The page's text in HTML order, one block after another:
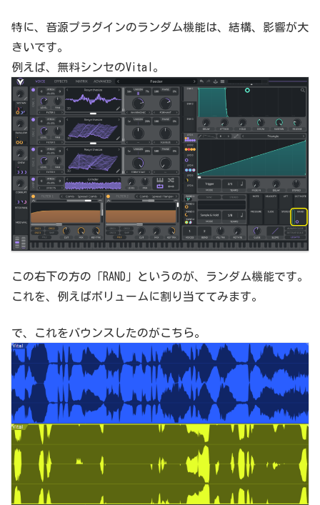
特に、音源プラグインのランダム機能は、結構、影響が大
きいです。
例えば、無料シンセのVital。
この右下の方の「RAND」というのが、ランダム機能です。
これを、例えばボリュームに割り当ててみます。
で、これをバウンスしたのがこちら。